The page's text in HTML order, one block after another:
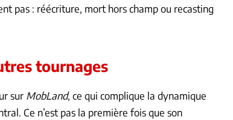
pas : réécriture, mort hors champ ou recasting
tournages
sur MobLand, ce qui complique la dynamique
Ce n’est pas la première fois que son